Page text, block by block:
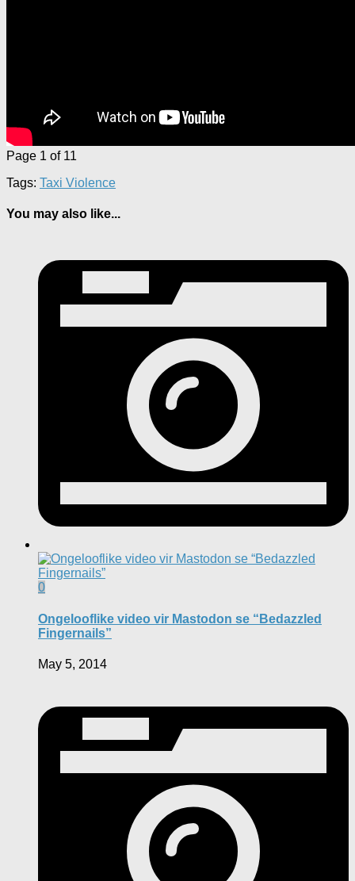
Page 1 of 11
Tags: Taxi Violence
You may also like...
0
Ongelooflike video vir Mastodon se “Bedazzled
Fingernails”
May 5, 2014